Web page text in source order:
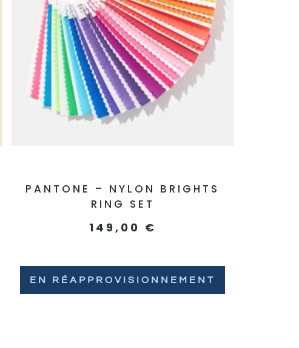
PANTONE – NYLON BRIGHTS
RING SET
149,00 €
EN RÉAPPROVISIONNEMENT